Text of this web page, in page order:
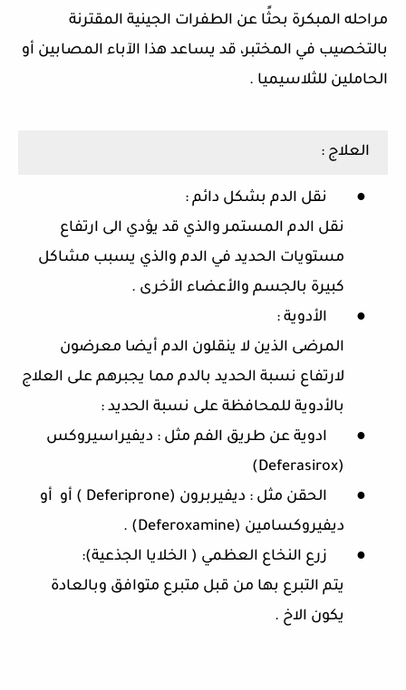
مراحله المبكرة بحثًا عن الطفرات الجينية المقترنة
بالتخصيب في المختبر، قد يساعد هذا الآباء المصابين أو
الحاملين للثلاسيميا .
العلاج :
●
نقل الدم بشكل دائم :
نقل الدم المستمر والذي قد يؤدي الى ارتفاع
مستويات الحديد في الدم والذي يسبب مشاكل
كبيرة بالجسم والأعضاء الأخرى .
●
الأدوية :
المرضى الذين لا ينقلون الدم أيضا معرضون
لارتفاع نسبة الحديد بالدم مما يجبرهم على العلاج
بالأدوية للمحافظة على نسبة الحديد :
●
ادوية عن طريق الفم مثل : ديفيراسيروكس
(
Deferasirox
)
●
الحقن مثل : ديفيربرون (Deferiprone ) أو أو
ديفيروكسامين (Deferoxamine
) .
●
زرع النخاع العظمي ( الخلايا الجذعية):
يتم التبرع بها من قبل متبرع متوافق وبالعادة
يكون الاخ .